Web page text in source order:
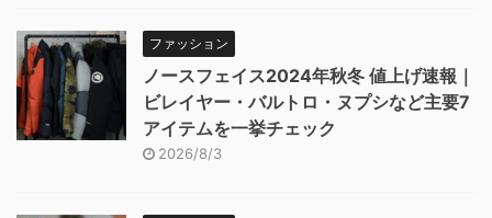
ファッション
ノースフェイス2024年秋冬 値上げ速報｜
ビレイヤー・バルトロ・ヌプシなど主要7
アイテムを一挙チェック
2026/8/3